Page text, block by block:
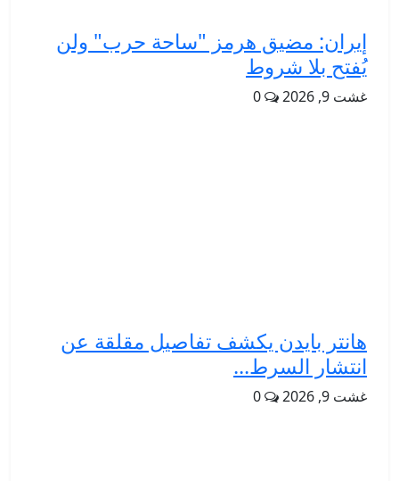
إيران: مضيق هرمز "ساحة حرب" ولن
يُفتح بلا شروط
غشت 9, 2026 0
هانتر بايدن يكشف تفاصيل مقلقة عن
انتشار السرط...
غشت 9, 2026 0